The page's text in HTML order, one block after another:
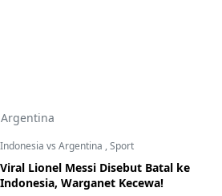
Indonesia vs Argentina ,Sport
Viral Lionel Messi Disebut Batal ke
Indonesia, Warganet Kecewa!